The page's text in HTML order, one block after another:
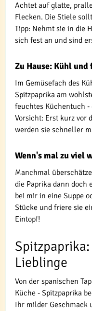
Achtet auf glatte,
Flecken. Die Stiele
Tipp: Nehmt sie in die
sich fest an und sind
Zu Hause: Kühl
Im Gemüsefach des
Spitzpaprika am
feuchtes Küchentuch
Vorsicht: Erst kurz vor
werden sie schneller
Wenn's mal zu viel
Manchmal
die Paprika dann doch
bei mir in eine Suppe
Stücke und friere sie
Eintopf!
Lieblinge
Von der spanischen
Küche - Spitzpaprika
Ihr milder Geschmack